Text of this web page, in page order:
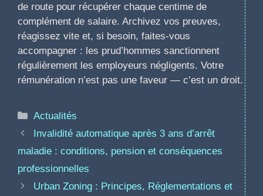
de route pour récupérer chaque centime de
complément de salaire. Archivez vos preuves,
réagissez vite et, si besoin, faites-vous
accompagner : les prud’hommes sanctionnent
régulièrement les employeurs négligents. Votre
rémunération n’est pas une faveur — c’est un droit.
Catégories
Actualités
Invalidité automatique après 3 ans d’arrêt
maladie : conditions, pension et conséquences
professionnelles
Urban Zoning : Principes, Réglementations et